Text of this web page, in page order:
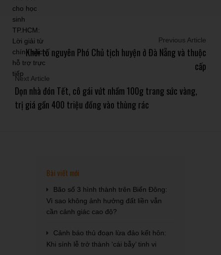
Previous Article
Khởi tố nguyên Phó Chủ tịch huyện ở Đà Nẵng và thuộc
cấp
Next Article
Dọn nhà đón Tết, cô gái vứt nhầm 100g trang sức vàng,
trị giá gần 400 triệu đồng vào thùng rác
Bài viết mới
Bão số 3 hình thành trên Biển Đông:
Vì sao không ảnh hưởng đất liền vẫn
cần cảnh giác cao độ?
Cảnh báo thủ đoạn lừa đảo kết hôn:
Khi sính lễ trở thành ‘cái bẫy’ tinh vi